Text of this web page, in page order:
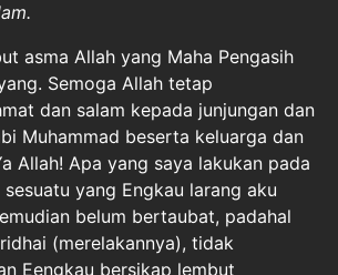
asma Allah yang Maha Pengasih
Semoga Allah tetap
dan salam kepada junjungan dan
Muhammad beserta keluarga dan
Allah! Apa yang saya lakukan pada
yang Engkau larang aku
belum bertaubat, padahal
(merelakannya), tidak
Eengkau bersikap lembut